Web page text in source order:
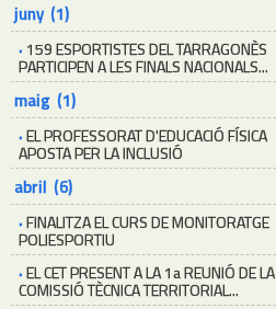
juny (1)
· 159 ESPORTISTES DEL TARRAGONÈS
PARTICIPEN A LES FINALS NACIONALS...
maig (1)
·EL PROFESSORAT D'EDUCACIÓ FÍSICA
APOSTA PER LA INCLUSIÓ
abril (6)
·FINALITZA EL CURS DE MONITORATGE
POLIESPORTIU
·EL CET PRESENT A LA 1a REUNIÓ DE LA
COMISSIÓ TÈCNICA TERRITORIAL...